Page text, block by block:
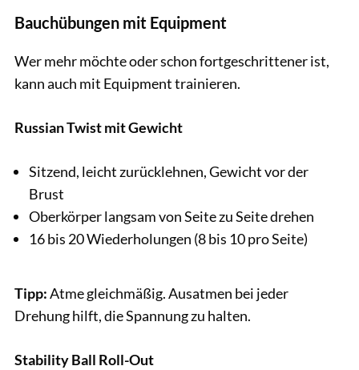
Bauchübungen mit Equipment
Wer mehr möchte oder schon fortgeschrittener ist,
kann auch mit Equipment trainieren.
Russian Twist mit Gewicht
Sitzend, leicht zurücklehnen, Gewicht vor der
Brust
Oberkörper langsam von Seite zu Seite drehen
16 bis 20 Wiederholungen (8 bis 10 pro Seite)
Tipp:Atme gleichmäßig. Ausatmen bei jeder
Drehung hilft, die Spannung zu halten.
Stability Ball Roll-Out